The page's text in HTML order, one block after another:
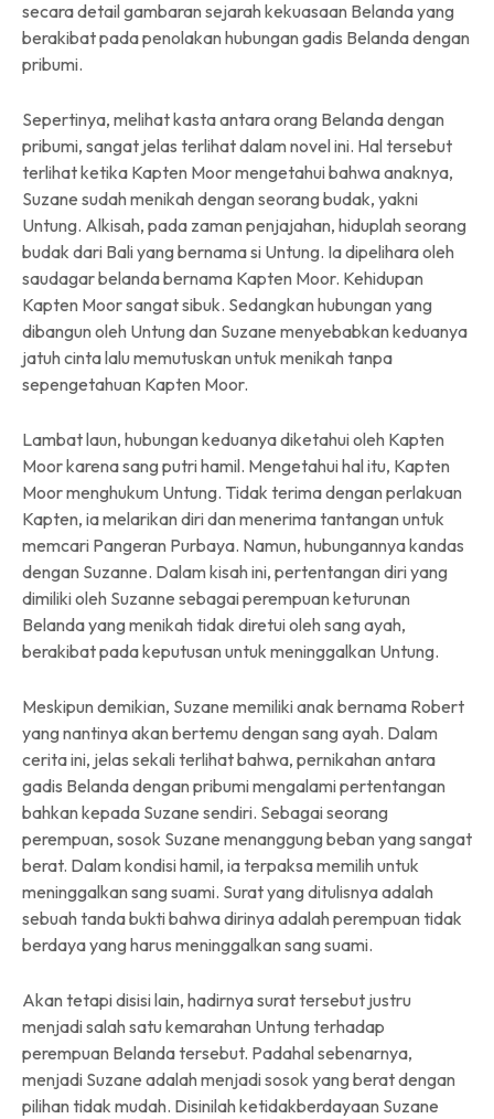
secara detail gambaran sejarah kekuasaan Belanda yang
berakibat pada penolakan hubungan gadis Belanda dengan
pribumi.
Sepertinya, melihat kasta antara orang Belanda dengan
pribumi, sangat jelas terlihat dalam novel ini. Hal tersebut
terlihat ketika Kapten Moor mengetahui bahwa anaknya,
Suzane sudah menikah dengan seorang budak, yakni
Untung. Alkisah, pada zaman penjajahan, hiduplah seorang
budak dari Bali yang bernama si Untung. Ia dipelihara oleh
saudagar belanda bernama Kapten Moor. Kehidupan
Kapten Moor sangat sibuk. Sedangkan hubungan yang
dibangun oleh Untung dan Suzane menyebabkan keduanya
jatuh cinta lalu memutuskan untuk menikah tanpa
sepengetahuan Kapten Moor.
Lambat laun, hubungan keduanya diketahui oleh Kapten
Moor karena sang putri hamil. Mengetahui hal itu, Kapten
Moor menghukum Untung. Tidak terima dengan perlakuan
Kapten, ia melarikan diri dan menerima tantangan untuk
memcari Pangeran Purbaya. Namun, hubungannya kandas
dengan Suzanne. Dalam kisah ini, pertentangan diri yang
dimiliki oleh Suzanne sebagai perempuan keturunan
Belanda yang menikah tidak diretui oleh sang ayah,
berakibat pada keputusan untuk meninggalkan Untung.
Meskipun demikian, Suzane memiliki anak bernama Robert
yang nantinya akan bertemu dengan sang ayah. Dalam
cerita ini, jelas sekali terlihat bahwa, pernikahan antara
gadis Belanda dengan pribumi mengalami pertentangan
bahkan kepada Suzane sendiri. Sebagai seorang
perempuan, sosok Suzane menanggung beban yang sangat
berat. Dalam kondisi hamil, ia terpaksa memilih untuk
meninggalkan sang suami. Surat yang ditulisnya adalah
sebuah tanda bukti bahwa dirinya adalah perempuan tidak
berdaya yang harus meninggalkan sang suami.
Akan tetapi disisi lain, hadirnya surat tersebut justru
menjadi salah satu kemarahan Untung terhadap
perempuan Belanda tersebut. Padahal sebenarnya,
menjadi Suzane adalah menjadi sosok yang berat dengan
pilihan tidak mudah. Disinilah ketidakberdayaan Suzane